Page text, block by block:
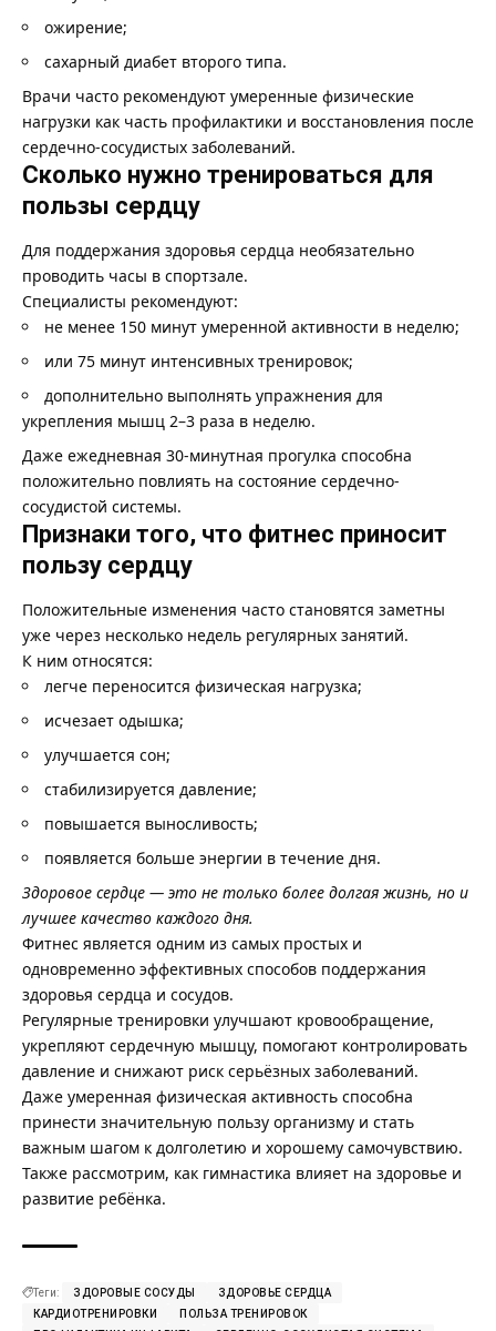
ожирение;
сахарный диабет второго типа.
Врачи часто рекомендуют умеренные физические
нагрузки как часть профилактики и восстановления после
сердечно-сосудистых заболеваний.
Сколько нужно тренироваться для
пользы сердцу
Для поддержания здоровья сердца необязательно
проводить часы в спортзале.
Специалисты рекомендуют:
не менее 150 минут умеренной активности в неделю;
или 75 минут интенсивных тренировок;
дополнительно выполнять упражнения для
укрепления мышц 2–3 раза в неделю.
Даже ежедневная 30-минутная прогулка способна
положительно повлиять на состояние сердечно-
сосудистой системы.
Признаки того, что фитнес приносит
пользу сердцу
Положительные изменения часто становятся заметны
уже через несколько недель регулярных занятий.
К ним относятся:
легче переносится физическая нагрузка;
исчезает одышка;
улучшается сон;
стабилизируется давление;
повышается выносливость;
появляется больше энергии в течение дня.
Здоровое сердце — это не только более долгая жизнь, но и
лучшее качество каждого дня.
Фитнес является одним из самых простых и
одновременно эффективных способов поддержания
здоровья сердца и сосудов.
Регулярные тренировки улучшают кровообращение,
укрепляют сердечную мышцу, помогают контролировать
давление и снижают риск серьёзных заболеваний.
Даже умеренная физическая активность способна
принести значительную пользу организму и стать
важным шагом к долголетию и хорошему самочувствию.
Также рассмотрим, как гимнастика влияет на здоровье и
развитие ребёнка.
Теги: ЗДОРОВЫЕ СОСУДЫ
ЗДОРОВЬЕ СЕРДЦА
КАРДИОТРЕНИРОВКИ
ПОЛЬЗА ТРЕНИРОВОК